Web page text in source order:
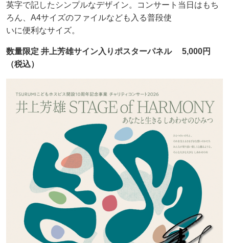
英字で記したシンプルなデザイン。コンサート当日はもち
ろん、A4サイズのファイルなども入る普段使
いに便利なサイズ。
数量限定 井上芳雄サイン入りポスターパネル 5,000円
（税込）